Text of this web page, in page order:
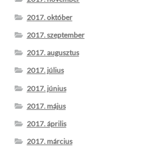
2017. október
2017. szeptember
2017. augusztus
2017. július
2017. június
2017. május
2017. április
2017. március